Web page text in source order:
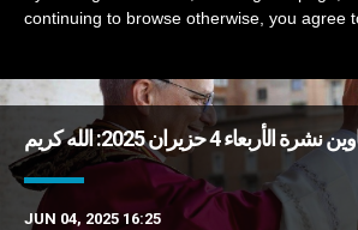
DERNIÈRES NOUVELLES
نشرة الأربعاء 4 حزيران 2025: الله كريم
JUN 04, 2025 16:25
continuing to browse otherwise, you agree